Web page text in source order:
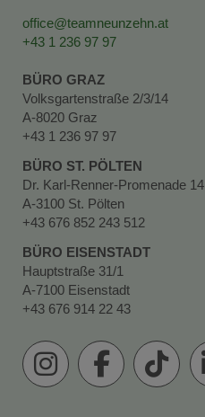
office@teamneunzehn.at
+43 1 236 97 97
BÜRO GRAZ
Volksgartenstraße 2/3/14
A-8020 Graz
+43 1 236 97 97
BÜRO ST. PÖLTEN
Dr. Karl-Renner-Promenade 14
A-3100 St. Pölten
+43 676 852 243 512
BÜRO EISENSTADT
Hauptstraße 31/1
A-7100 Eisenstadt
+43 676 914 22 43